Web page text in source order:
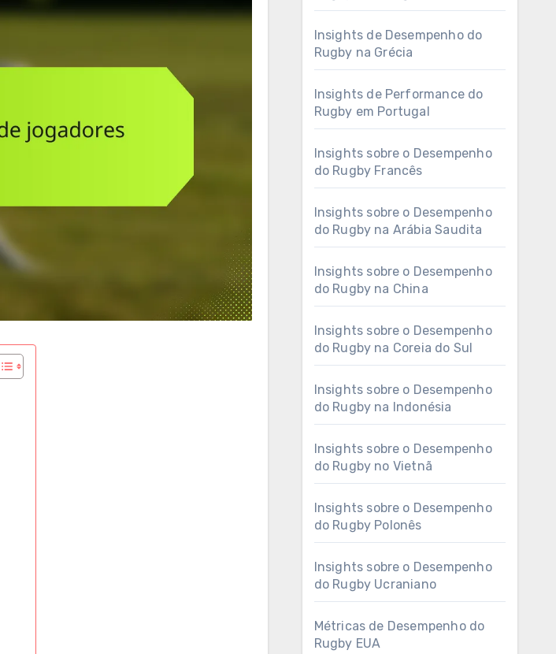
Insights de Desempenho do
Rugby na Grécia
Insights de Performance do
Rugby em Portugal
Insights sobre o Desempenho
do Rugby Francês
Insights sobre o Desempenho
do Rugby na Arábia Saudita
Insights sobre o Desempenho
do Rugby na China
Insights sobre o Desempenho
do Rugby na Coreia do Sul
Insights sobre o Desempenho
do Rugby na Indonésia
Insights sobre o Desempenho
do Rugby no Vietnã
Insights sobre o Desempenho
do Rugby Polonês
Insights sobre o Desempenho
do Rugby Ucraniano
Métricas de Desempenho do
Rugby EUA